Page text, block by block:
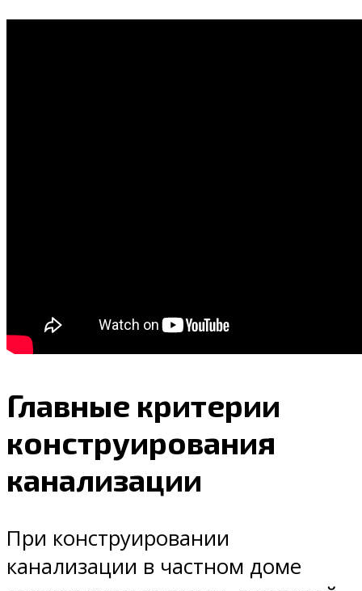
Главные критерии
конструирования
канализации
При конструировании
канализации в частном доме